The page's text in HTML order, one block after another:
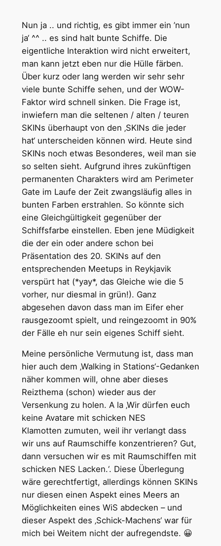
Nun ja .. und richtig, es gibt immer ein ’nun
ja‘ ^^ .. es sind halt bunte Schiffe. Die
eigentliche Interaktion wird nicht erweitert,
man kann jetzt eben nur die Hülle färben.
Über kurz oder lang werden wir sehr sehr
viele bunte Schiffe sehen, und der WOW-
Faktor wird schnell sinken. Die Frage ist,
inwiefern man die seltenen / alten / teuren
SKINs überhaupt von den ‚SKINs die jeder
hat‘ unterscheiden können wird. Heute sind
SKINs noch etwas Besonderes, weil man sie
so selten sieht. Aufgrund ihres zukünftigen
permanenten Charakters wird am Perimeter
Gate im Laufe der Zeit zwangsläufig alles in
bunten Farben erstrahlen. So könnte sich
eine Gleichgültigkeit gegenüber der
Schiffsfarbe einstellen. Eben jene Müdigkeit
die der ein oder andere schon bei
Präsentation des 20. SKINs auf den
entsprechenden Meetups in Reykjavik
verspürt hat (*yay*, das Gleiche wie die 5
vorher, nur diesmal in grün!). Ganz
abgesehen davon dass man im Eifer eher
rausgezoomt spielt, und reingezoomt in 90%
der Fälle eh nur sein eigenes Schiff sieht.
Meine persönliche Vermutung ist, dass man
hier auch dem ‚Walking in Stations‘-Gedanken
näher kommen will, ohne aber dieses
Reizthema (schon) wieder aus der
Versenkung zu holen. A la ‚Wir dürfen euch
keine Avatare mit schicken NES
Klamotten zumuten, weil ihr verlangt dass
wir uns auf Raumschiffe konzentrieren? Gut,
dann versuchen wir es mit Raumschiffen mit
schicken NES Lacken.‘. Diese Überlegung
wäre gerechtfertigt, allerdings können SKINs
nur diesen einen Aspekt eines Meers an
Möglichkeiten eines WiS abdecken – und
dieser Aspekt des ‚Schick-Machens‘ war für
mich bei Weitem nicht der aufregendste. 😀